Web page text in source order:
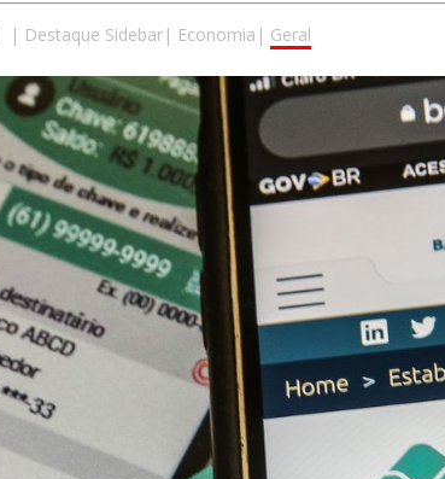
| Destaque Sidebar| Economia | Geral